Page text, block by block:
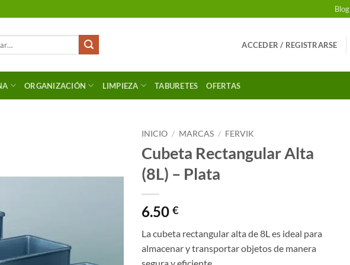
Blog
ACCEDER / REGISTRARSE
ORGANIZACIÓN LIMPIEZA TABURETES OFERTAS
INICIO / MARCAS / FERVIK
Cubeta Rectangular Alta
(8L) – Plata
6.50 €
La cubeta rectangular alta de 8L es ideal para
almacenar y transportar objetos de manera